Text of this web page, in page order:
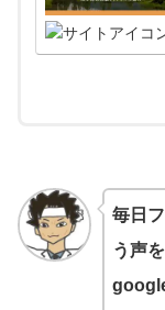
毎日
う声